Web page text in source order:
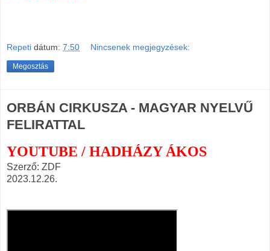
Repeti dátum: 7:50 Nincsenek megjegyzések:
Megosztás
ORBÁN CIRKUSZA - MAGYAR NYELVŰ
FELIRATTAL
YOUTUBE / HADHÁZY ÁKOS
Szerző: ZDF
2023.12.26.